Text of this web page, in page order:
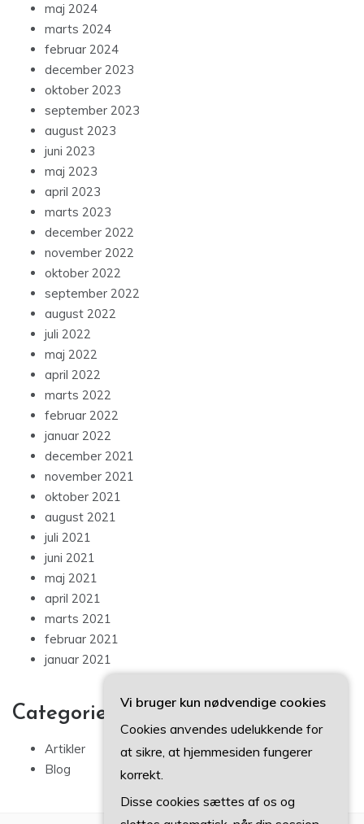
maj 2024
marts 2024
februar 2024
december 2023
oktober 2023
september 2023
august 2023
juni 2023
maj 2023
april 2023
marts 2023
december 2022
november 2022
oktober 2022
september 2022
august 2022
juli 2022
maj 2022
april 2022
marts 2022
februar 2022
januar 2022
december 2021
november 2021
oktober 2021
august 2021
juli 2021
juni 2021
maj 2021
april 2021
marts 2021
februar 2021
januar 2021
Categories
Artikler
Blog
Vi bruger kun nødvendige cookies
Cookies anvendes udelukkende for
at sikre, at hjemmesiden fungerer
korrekt.
Disse cookies sættes af os og